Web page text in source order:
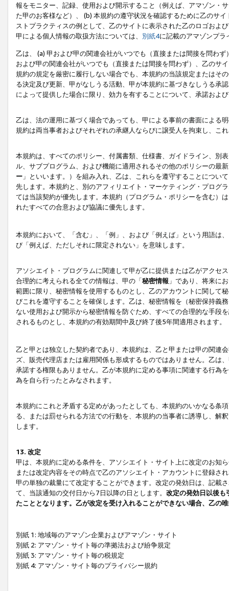
報をモニター、記録、使用および開示すること（例えば、アマゾン・
た甲のお客様など）、 (b) 本規約の遵守状況を確認するために乙のサ
ストプラクティスの例として、乙のサイトに表示された乙のロゴおよ
甲による個人情報の取扱方法については、 別紙4に記載のアマゾンプ
乙は、 (a) 甲および甲の関連会社がいつでも（直接または間接を問わ
および甲の関連会社がいつでも（直接または間接を問わず）、乙のサ
規約の規定を厳密に履行しない場合でも、本規約の当該規定またはそ
る決定及び更新、甲がなしうる活動、甲が本規約に基づきなしうる承
によって提供した場合に限り、効力を有することについて、承諾およ
乙は、法の運用に基づく場合であっても、甲による事前の書面による
規約は両当事者およびそれぞれの承継人ならびに譲受人を拘束し、こ
本規約は、すべてのポリシー、付属書類、仕様書、ガイドライン、別
ル、サブプログラム、および機能に適用されるその他のポリシーの最
ー 」といいます。）を組み入れ、乙は、これらを遵守することにつ
先します。本規約と、別のアフィリエイト・マーケティング・プログ
ては当該契約が優先します。本規約（プログラム・ポリシーを含む）
れたすべての合意および協議に優先します。
本規約において、「含む」、「例」、および「例えば」という用語は
び「例えば、ただしそれに限定されない」を意味します。
アソシエイト・プログラムに関連して甲が乙に提供または乙がアクセ
合理的に考えられる全ての情報は、甲の「秘密情報 」であり、将来に
範囲に限り、秘密情報を使用するものとし、乙のアカウントに関して
びこれを遵守することを確保します。乙は、秘密情報を（秘密保持義
ない使用および開示から秘密情報を防ぐため、すべての合理的な手段
されるものとし、本規約の有効期間中及び終了後5年間適用されます。
乙と甲とは独立した契約者であり、本規約は、乙と甲または甲の関連
ズ、販売代理店または雇用関係も形成するものではありません。乙は
承諾する権限もありません。乙が本規約に定める事項に関連する行為
為を自ら行ったとみなされます。
本規約にこれと矛盾する定めがあったとしても、本規約のいかなる条
る、または罰せられる方法での行動を、本規約の当事者に誘導し、解
します。
13. 改定
甲は、本規約に定める条件を、アソシエイト・サイト上に改定のお知
または改定内容をその時点で乙のアソシエイト・アカウントに登録さ
甲の単独の裁量にて改定することができます。改定の発効日は、記載
て、当該通知の交付日から7日以降の日とします。 改定の発効日以後も
たこととなります。乙が改定を受け入れることができない場合、乙の
別紙 1: 地域毎のアマゾン企業およびアマゾン・サイト
別紙 2: アマゾン・サイト毎の準拠法および紛争規定
別紙 3: アマゾン・サイト毎の税規定
別紙 4: アマゾン・サイト毎のプライバシー規約